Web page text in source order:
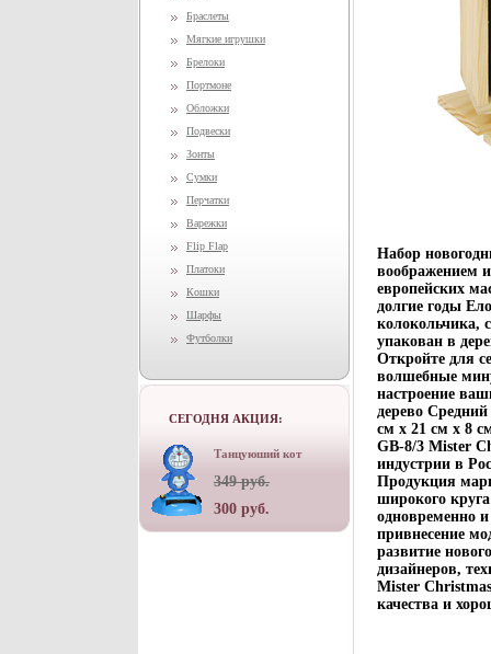
Браслеты
Мягкие игрушки
Брелоки
Портмоне
Обложки
Подвески
Зонты
Сумки
Перчатки
Варежки
Flip Flap
Платоки
Кошки
Шарфы
Футболки
СЕГОДНЯ АКЦИЯ:
Танцуюший кот
349 руб.
300 руб.
Набор
воображением
европейских
долгие годы
колокольчика,
упакован в
Откройте для
волшебные
настроение
дерево
см х 21 см х 8
GB-8/3 Mister
индустрии в
Продукция
широкого
одновременно
привнесение
развитие
дизайнеров,
Mister
качества и